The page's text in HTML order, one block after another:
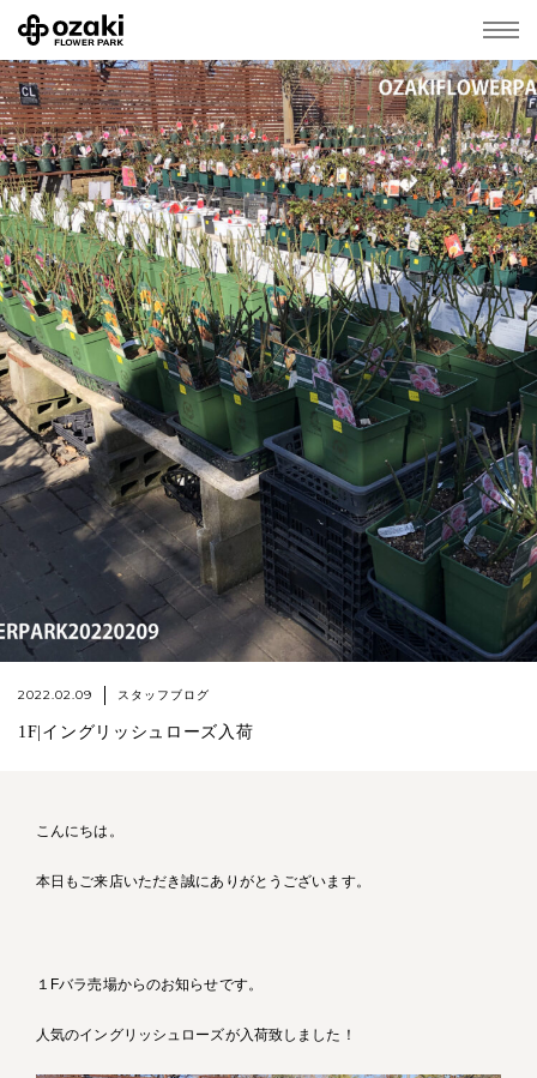
2022.02.09 スタッフブログ
1F|イングリッシュローズ入荷
こんにちは。
本日もご来店いただき誠にありがとうございます。
１Fバラ売場からのお知らせです。
人気のイングリッシュローズが入荷致しました！